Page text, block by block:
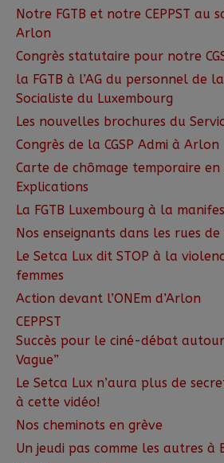
Notre FGTB et notre CEPPST au
Arlon
Congrès statutaire pour notre
la FGTB à l’AG du personnel de
Socialiste du Luxembourg
Les nouvelles brochures du
Congrès de la CGSP Admi à Arlon
Carte de chômage temporaire en
Explications
La FGTB Luxembourg à la
Nos enseignants dans les rues de
Le Setca Lux dit STOP à la
femmes
Action devant l’ONEm d’Arlon
CEPPST
Succès pour le ciné-débat
Vague”
Le Setca Lux n’aura plus de
à cette vidéo!
Nos cheminots en grève
Un jeudi pas comme les autres à